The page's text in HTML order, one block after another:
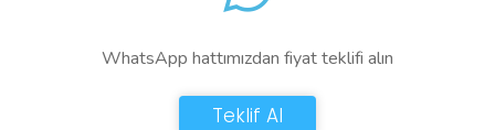
WhatsApp hattımızdan fiyat teklifi alın
Teklif Al